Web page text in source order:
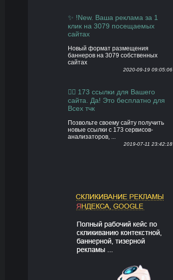
✨ !New. Ваша реклама за 1
клик на 3079 посещаемых
сайтах
Новый формат размещения
баннеров на 3079 собственных
сайтах
2020-09-19 09:05:06
👍🏻 173 ссылки для Вашего
сайта. Да! Это бесплатно для
Всех тчк
Позвольте своему сайту получить
новые ссылки с 173 сервисов-
анализаторов, ...
2019-07-11 23:42:18